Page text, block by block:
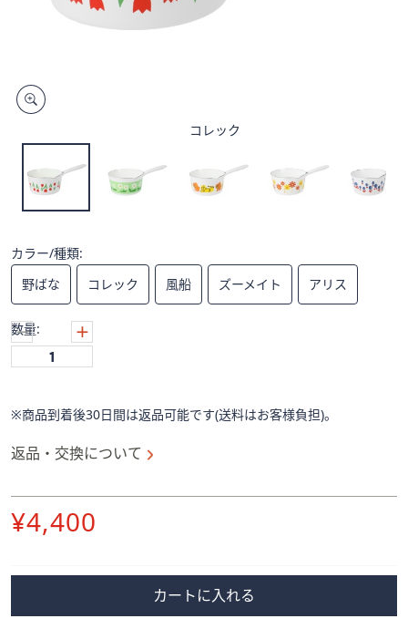
イ
で
に
ワ
イ
プ
し
て
閲
で
ま
コレック
カラー/種類:
野ばな
コレック 風船 ズーメイト アリス
数量:
※商品到着後30日間は返品可能です(送料はお客様負担)。
返品・交換について
削
¥4,400
カートに入れる